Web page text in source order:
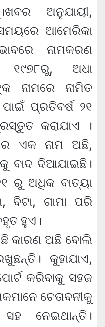
ଅନୁଯାୟୀ,
ଆମେରିକା
ନାମକରଣ
ଅଧା
ନାମରେ ନାମିତ
ପ୍ରତିବର୍ଷ ୨୧
କରାଯାଏ ।
ଏକ ନାମ ଅଛି,
ବାଦ ଦିଆଯାଇଛି।
ରୁ ଅଧିକ ବାତ୍ୟା
ବିଟା, ଗାମା ପରି
ହୁଏ।
କାରଣ ଅଛି ବୋଲି
କୁହାଯାଏ,
କରିବାକୁ ସହଜ
ଚେତାବନୀକୁ
ନେଇଥାନ୍ତି।